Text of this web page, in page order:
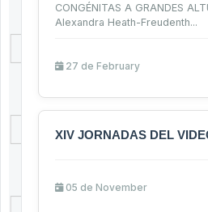
CONGÉNITAS A GRANDES
Alexandra Heath-Freudenth...
27 de February
XIV JORNADAS DEL
05 de November